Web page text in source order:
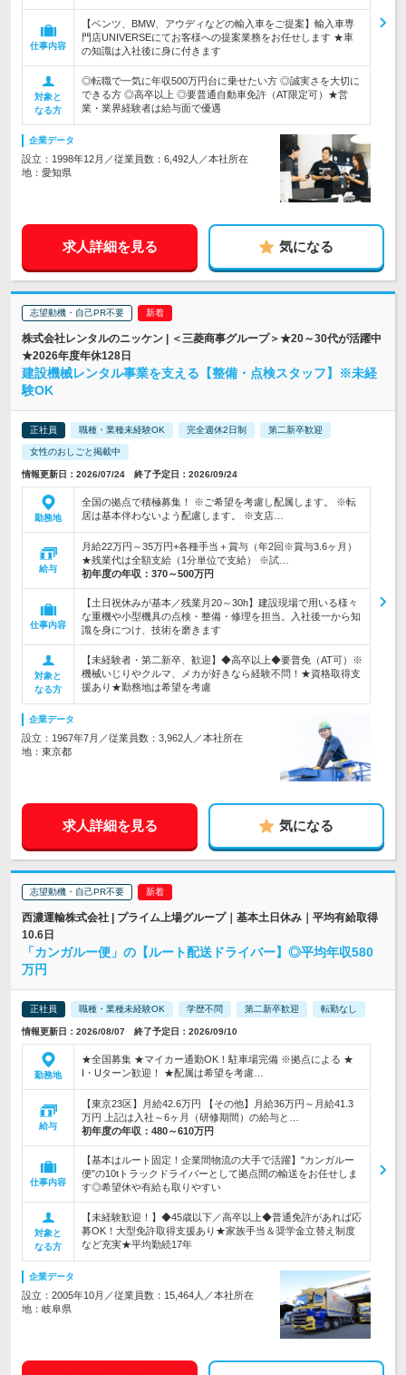
仕事内容
【ベンツ、BMW、アウディなどの輸入車をご提案】輸入車専
門店UNIVERSEにてお客様への提案業務をお任せします ★車
の知識は入社後に身に付きます
対象と
なる方
◎転職で一気に年収500万円台に乗せたい方 ◎誠実さを大切に
できる方 ◎高卒以上 ◎要普通自動車免許（AT限定可）★営
業・業界経験者は給与面で優遇
企業データ
設立：1998年12月／従業員数：6,492人／本社所在
地：愛知県
求人詳細を見る 気になる
志望動機・自己PR不要
株式会社レンタルのニッケン | ＜三菱商事グループ＞★20～30代が活躍中
★2026年度年休128日
建設機械レンタル事業を支える【整備・点検スタッフ】※未経
験OK
正社員 職種・業種未経験OK 完全週休2日制 第二新卒歓迎
女性のおしごと掲載中
情報更新日：2026/07/24 終了予定日：2026/09/24
勤務地
全国の拠点で積極募集！ ※ご希望を考慮し配属します。 ※転
居は基本伴わないよう配慮します。 ※支店…
給与
月給22万円～35万円+各種手当＋賞与（年2回※賞与3.6ヶ月）
★残業代は全額支給（1分単位で支給） ※試…
初年度の年収： 370～500万円
仕事内容
【土日祝休みが基本／残業月20～30h】建設現場で用いる様々
な重機や小型機具の点検・整備・修理を担当。入社後一から知
識を身につけ、技術を磨きます
対象と
なる方
【未経験者・第二新卒、歓迎】◆高卒以上◆要普免（AT可）※
機械いじりやクルマ、メカが好きなら経験不問！★資格取得支
援あり★勤務地は希望を考慮
企業データ
設立：1967年7月／従業員数：3,962人／本社所在
地：東京都
求人詳細を見る 気になる
志望動機・自己PR不要
西濃運輸株式会社 | プライム上場グループ｜基本土日休み｜平均有給取得
10.6日
「カンガルー便」の【ルート配送ドライバー】◎平均年収580
万円
正社員 職種・業種未経験OK 学歴不問 第二新卒歓迎 転勤なし
情報更新日：2026/08/07 終了予定日：2026/09/10
勤務地
★全国募集 ★マイカー通勤OK！駐車場完備 ※拠点による ★
I・Uターン歓迎！ ★配属は希望を考慮…
給与
【東京23区】月給42.6万円 【その他】月給36万円～月給41.3
万円 上記は入社～6ヶ月（研修期間）の給与と…
初年度の年収： 480～610万円
仕事内容
【基本はルート固定！企業間物流の大手で活躍】"カンガルー
便"の10tトラックドライバーとして拠点間の輸送をお任せしま
す◎希望休や有給も取りやすい
対象と
なる方
【未経験歓迎！】◆45歳以下／高卒以上◆普通免許があれば応
募OK！大型免許取得支援あり★家族手当＆奨学金立替え制度
など充実★平均勤続17年
企業データ
設立：2005年10月／従業員数：15,464人／本社所在
地：岐阜県